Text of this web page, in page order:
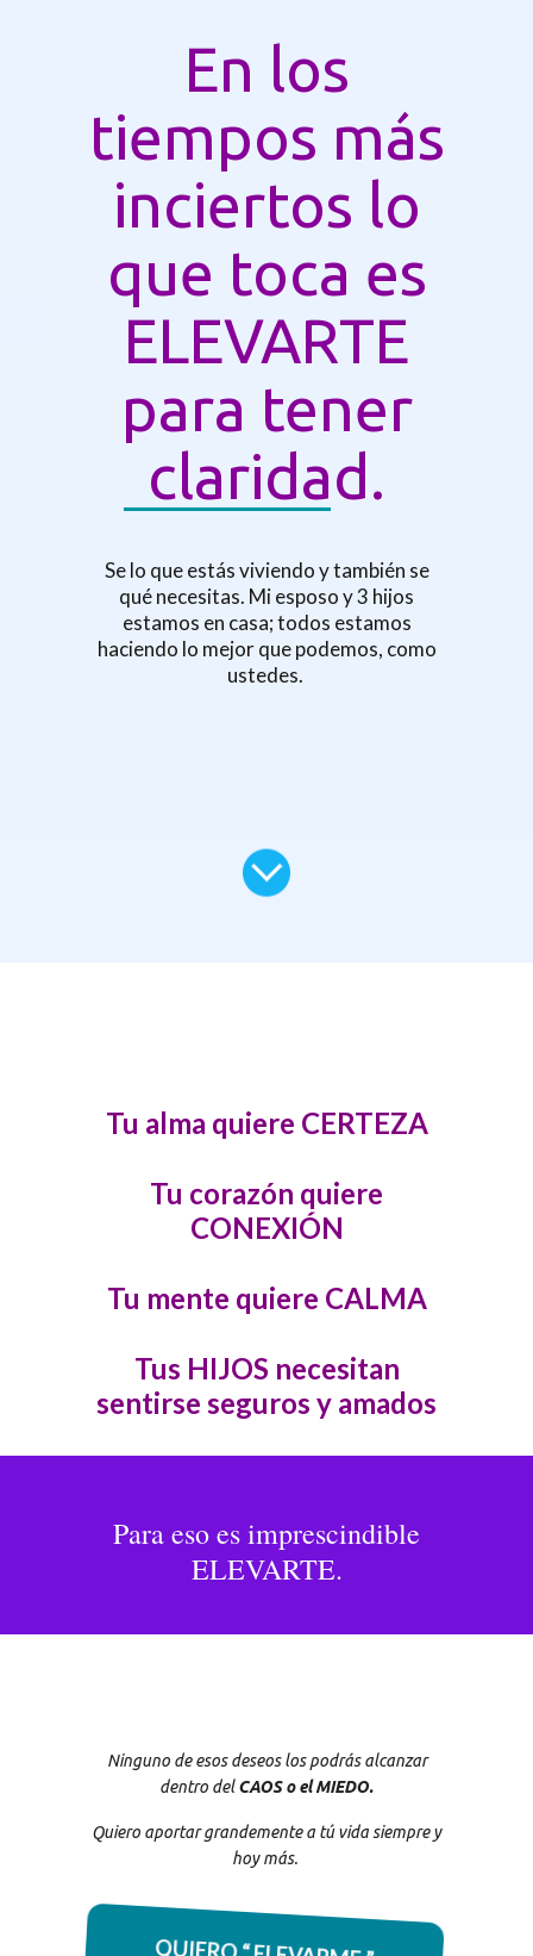
En los
tiempos más
inciertos lo
que toca es
ELEVARTE
para tener
claridad.
Se lo que estás viviendo y también se
qué necesitas. Mi esposo y 3 hijos
estamos en casa;todos estamos
haciendo lo mejor que podemos, como
ustedes.
Tu alma quiere CERTEZA
Tu corazón quiere
CONEXIÓN
Tu mente quiere CALMA
Tus HIJOS necesitan
sentirse seguros y amados
Para eso es imprescindible
ELEVARTE.
Ninguno de esos deseos los podrás alcanzar
dentro delCAOS o el MIEDO.
Quiero aportar grandemente a tú vida siempre y
hoy más.